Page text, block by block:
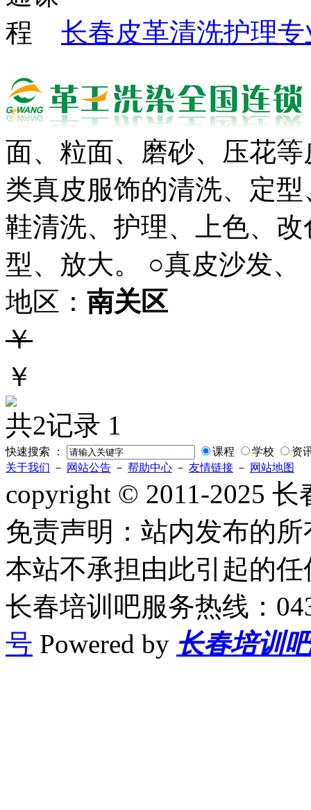
长春皮革清洗护理
面、粒面、磨砂、压花
类真皮服饰的清洗、定
鞋清洗、护理、上色、
型、放大。 ○真皮沙发、
地区： 南关区
￥
￥
共2记录 1
快速搜索 ： 课程 学校
资
关于我们 － 网站公告 － 帮助中心 － 友情链接 － 网站地图
copyright © 2011-2025
免责声明：站内发布的
本站不承担由此引起的
长春培训吧服务热线：
号 Powered by 长春培训吧